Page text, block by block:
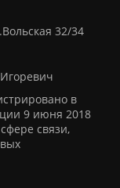
32/34
в
9 июня 2018
связи,